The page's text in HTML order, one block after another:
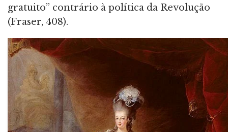
gratuito” contrário à política da Revolução
(Fraser, 408).